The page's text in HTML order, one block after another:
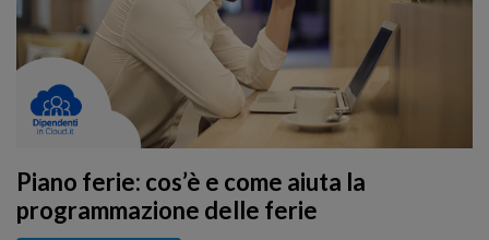
Piano ferie: cos’è e come aiuta la
programmazione delle ferie